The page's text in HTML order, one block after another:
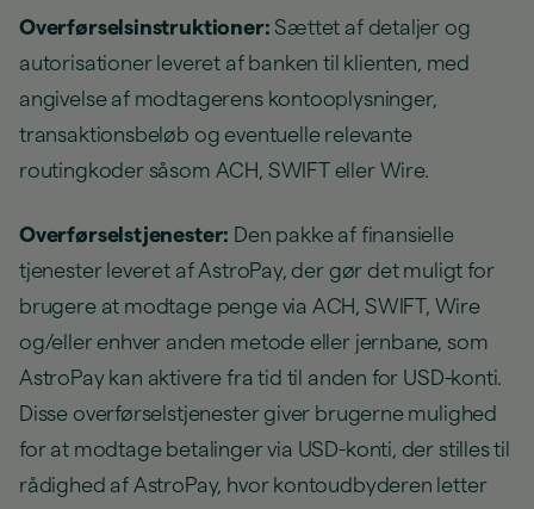
Overførselsinstruktioner: Sættet af detaljer og
autorisationer leveret af banken til klienten, med
angivelse af modtagerens kontooplysninger,
transaktionsbeløb og eventuelle relevante
routingkoder såsom ACH, SWIFT eller Wire.
Overførselstjenester: Den pakke af finansielle
tjenester leveret af AstroPay, der gør det muligt for
brugere at modtage penge via ACH, SWIFT, Wire
og/eller enhver anden metode eller jernbane, som
AstroPay kan aktivere fra tid til anden for USD-konti.
Disse overførselstjenester giver brugerne mulighed
for at modtage betalinger via USD-konti, der stilles til
rådighed af AstroPay, hvor kontoudbyderen letter